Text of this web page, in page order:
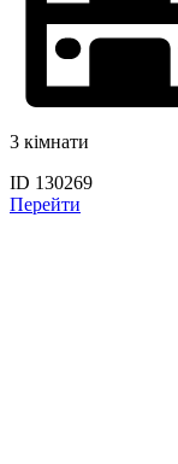
3 кімнати
ID 130269
Перейти